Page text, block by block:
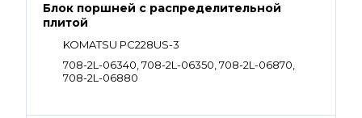
Блок поршней c распределительной
плитой
KOMATSU PC228US-3
708-2L-06340, 708-2L-06350, 708-2L-06870,
708-2L-06880